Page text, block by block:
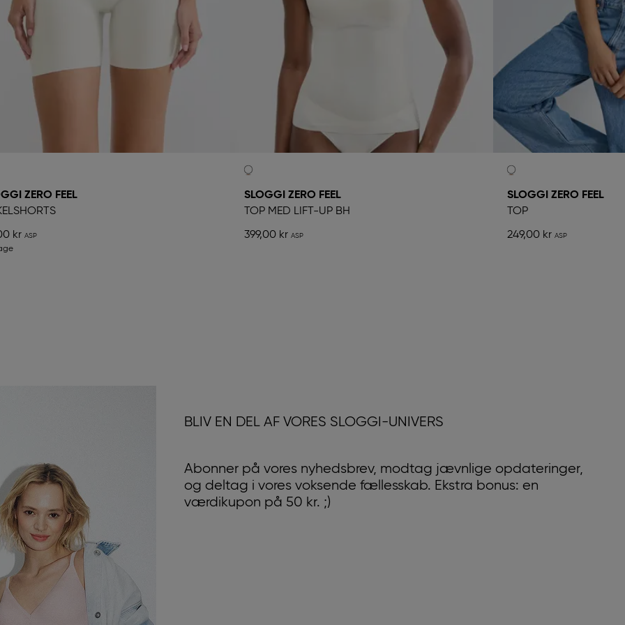
ZERO FEEL
kr
SLOGGI ZERO FEEL
TOP MED LIFT-UP BH
399,00 kr
SLOGGI ZERO FEEL
TOP
249,00 kr
BLIV EN DEL AF VORES SLOGGI-UNIVERS
Abonner på vores nyhedsbrev, modtag jævnlige opdateringer,
og deltag i vores voksende fællesskab. Ekstra bonus: en
værdikupon på 50 kr. ;)